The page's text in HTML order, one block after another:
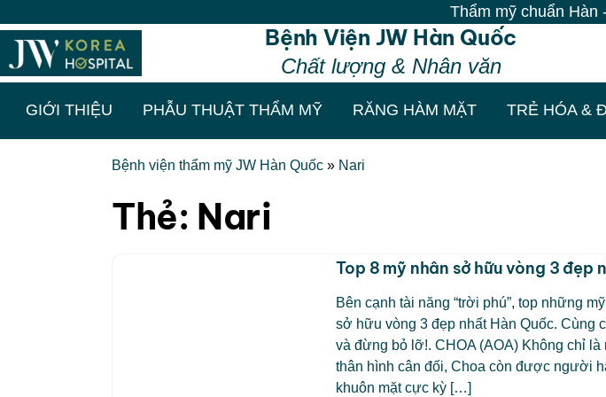
Thẩm mỹ chuẩn Hàn -
Bệnh Viện JW Hàn Quốc
Chất lượng & Nhân văn
GIỚI THIỆU PHẪU THUẬT THẨM MỸ RĂNG HÀM MẶT TRẺ HÓA &
Bệnh viện thẩm mỹ JW Hàn Quốc » Nari
Thẻ: Nari
Top 8 mỹ nhân sở hữu vòng 3 đẹp
Bên cạnh tài năng “trời phú”, top những
sở hữu vòng 3 đẹp nhất Hàn Quốc. Cùng
và đừng bỏ lỡ!. CHOA (AOA) Không chỉ
thân hình cân đối, Choa còn được người
khuôn mặt cực kỳ […]